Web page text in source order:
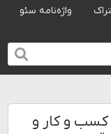
واژه‌نامه سئو
کسب و کار و